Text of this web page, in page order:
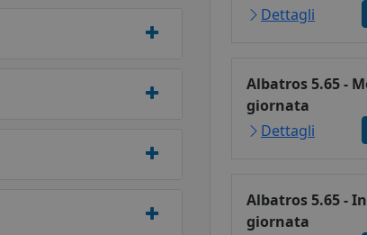
Dettagli
Albatros 5.65 -
giornata
Dettagli
Albatros 5.65 -
giornata